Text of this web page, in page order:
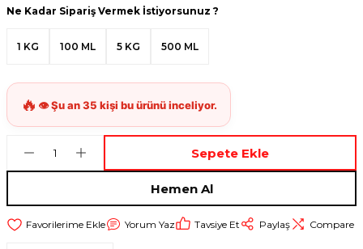
Ne Kadar Sipariş Vermek İstiyorsunuz ?
1 KG 100 ML 5 KG 500 ML
Sepete Ekle
Hemen Al
Yorum Yaz Tavsiye Et Paylaş Compare